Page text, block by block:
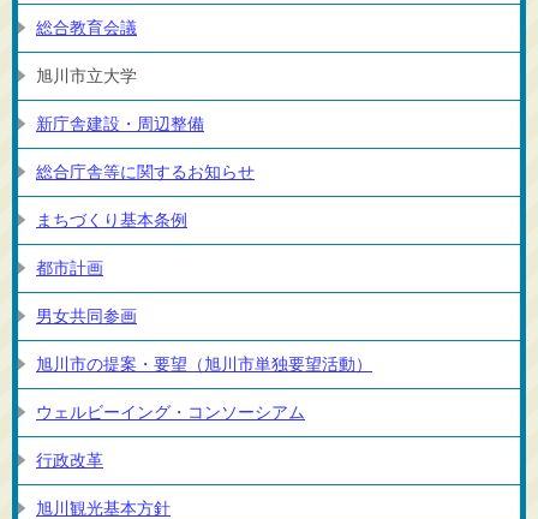
総合教育会議
旭川市立大学
新庁舎建設・周辺整備
総合庁舎等に関するお知らせ
まちづくり基本条例
都市計画
男女共同参画
旭川市の提案・要望（旭川市単独要望活動）
ウェルビーイング・コンソーシアム
行政改革
旭川観光基本方針